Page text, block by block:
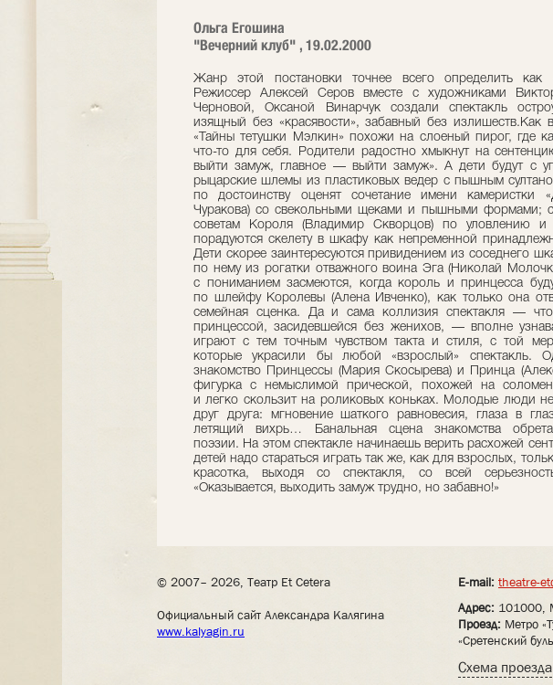
Ольга Егошина
"Вечерний клуб" , 19.02.2000
Жанр этой постановки точнее всего определить как
Режиссер Алексей Серов вместе с художниками
Черновой, Оксаной Винарчук создали спектакль
изящный без «красявости», забавный без излишеств.Как
«Тайны тетушки Мэлкин» похожи на слоеный пирог, где
что-то для себя. Родители радостно хмыкнут на
выйти замуж, главное — выйти замуж». А дети будут с
рыцарские шлемы из пластиковых ведер с пышным
по достоинству оценят сочетание имени камеристки
Чуракова) со свекольными щеками и пышными формами;
советам Короля (Владимир Скворцов) по уловлению и
порадуются скелету в шкафу как непременной
Дети скорее заинтересуются привидением из соседнего
по нему из рогатки отважного воина Эга (Николай
с пониманием засмеются, когда король и принцесса
по шлейфу Королевы (Алена Ивченко), как только она
семейная сценка. Да и сама коллизия спектакля —
принцессой, засидевшейся без женихов, — вполне
играют с тем точным чувством такта и стиля, с той
которые украсили бы любой «взрослый» спектакль.
знакомство Принцессы (Мария Скосырева) и Принца
фигурка с немыслимой прической, похожей на
и легко скользит на роликовых коньках. Молодые люди не
друг друга: мгновение шаткого равновесия, глаза в
летящий вихрь… Банальная сцена знакомства
поэзии. На этом спектакле начинаешь верить расхожей
детей надо стараться играть так же, как для взрослых,
красотка, выходя со спектакля, со всей
«Оказывается, выходить замуж трудно, но забавно!»
© 2007– 2026, Театр Et Cetera
Официальный сайт Александра Калягина
www.kalyagin.ru
E-mail: theatre-
Адрес: 101000,
Проезд: Метро
«Сретенский
Схема проезда